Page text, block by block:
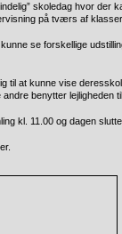
skoledag hvor der
på tværs af
se forskellige
til at kunne vise
benytter lejligheden
kl. 11.00 og dagen